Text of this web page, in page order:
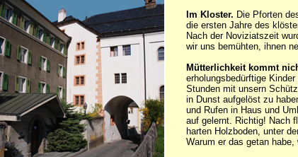
Im Kloster. Die Pforten
die ersten Jahre des
Nach der Noviziatszeit
wir uns bemühten, ihnen
Mütterlichkeit kommt
erholungsbedürftige
Stunden mit unsern
in Dunst aufgelöst zu
und Rufen in Haus und
auf gelernt. Richtig! Nach
harten Holzboden, unter
Warum er das getan